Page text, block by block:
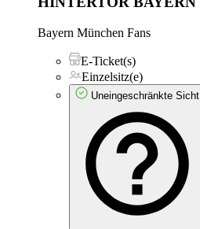
Bayern München Fans
E-Ticket(s)
Einzelsitz(e)
Uneingeschränkte Sicht